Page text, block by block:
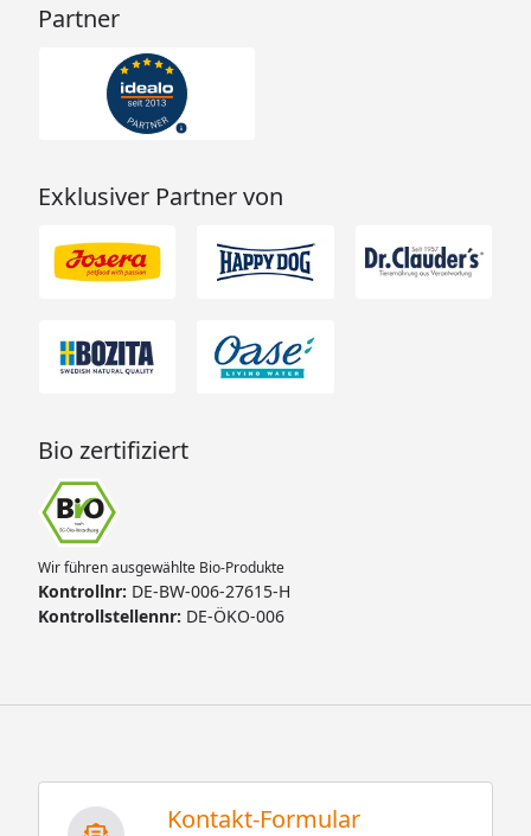
Partner
Exklusiver Partner von
Bio zertifiziert
Wir führen ausgewählte Bio-Produkte
Kontrollnr: DE-BW-006-27615-H
Kontrollstellennr: DE-ÖKO-006
Kontakt-Formular